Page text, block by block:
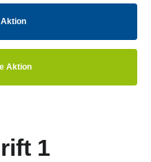
Aktion
Aktion
1